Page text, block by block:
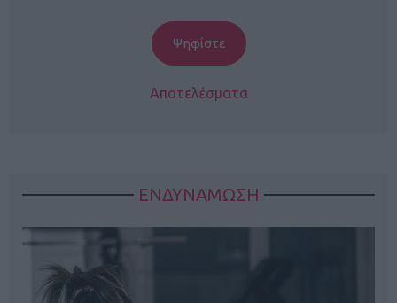
Αποτελέσματα
ΕΝΔΥΝΑΜΩΣΗ